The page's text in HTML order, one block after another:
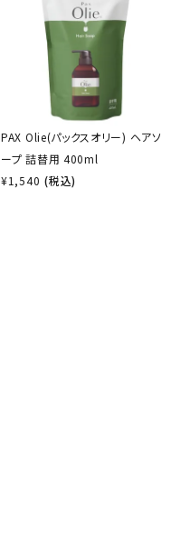
PAX Olie(パックスオリー) ヘアソ
ープ 詰替用 400ml
¥1,540 (税込)